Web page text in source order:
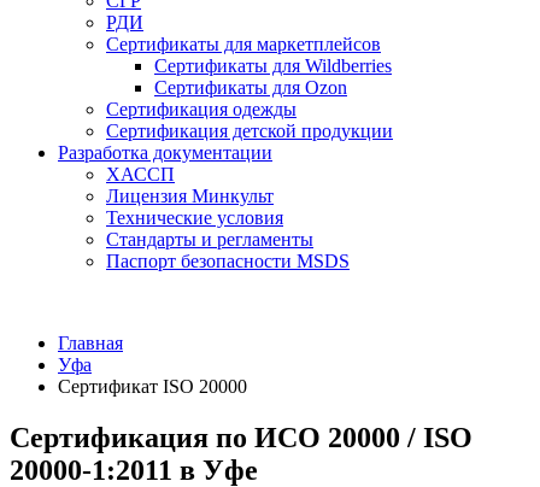
РДИ
Сертификаты для маркетплейсов
Сертификаты для Wildberries
Сертификаты для Ozon
Сертификация одежды
Сертификация детской продукции
Разработка документации
ХАССП
Лицензия Минкульт
Технические условия
Стандарты и регламенты
Паспорт безопасности MSDS
Главная
Уфа
Сертификат ISO 20000
Сертификация по ИСО 20000 / ISO
20000-1:2011 в Уфе